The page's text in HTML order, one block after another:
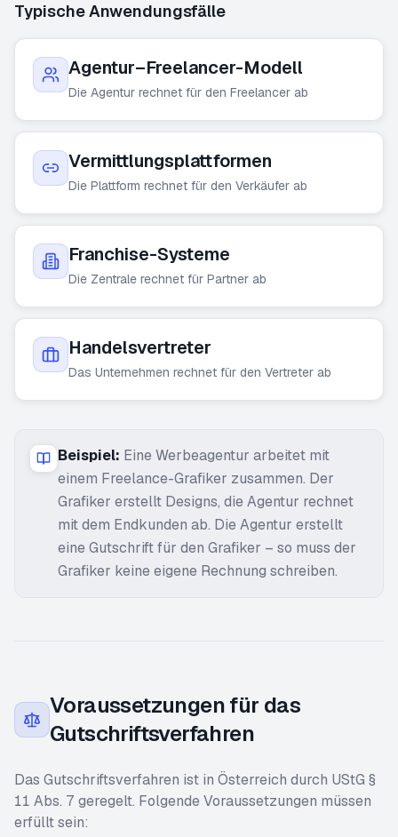
Typische Anwendungsfälle
Agentur–Freelancer-Modell
Die Agentur rechnet für den Freelancer ab
Vermittlungsplattformen
Die Plattform rechnet für den Verkäufer ab
Franchise-Systeme
Die Zentrale rechnet für Partner ab
Handelsvertreter
Das Unternehmen rechnet für den Vertreter ab
Beispiel: Eine Werbeagentur arbeitet mit
einem Freelance-Grafiker zusammen. Der
Grafiker erstellt Designs, die Agentur rechnet
mit dem Endkunden ab. Die Agentur erstellt
eine Gutschrift für den Grafiker – so muss der
Grafiker keine eigene Rechnung schreiben.
Voraussetzungen für das
Gutschriftsverfahren
Das Gutschriftsverfahren ist in Österreich durch UStG §
11 Abs. 7 geregelt. Folgende Voraussetzungen müssen
erfüllt sein: